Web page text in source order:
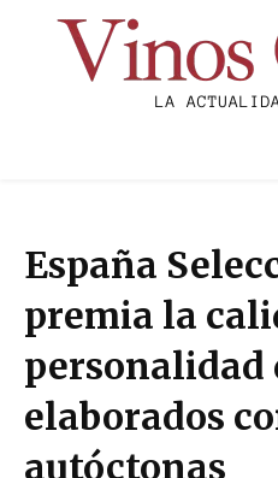
España
premia la
personalidad
elaborados
autóctonas